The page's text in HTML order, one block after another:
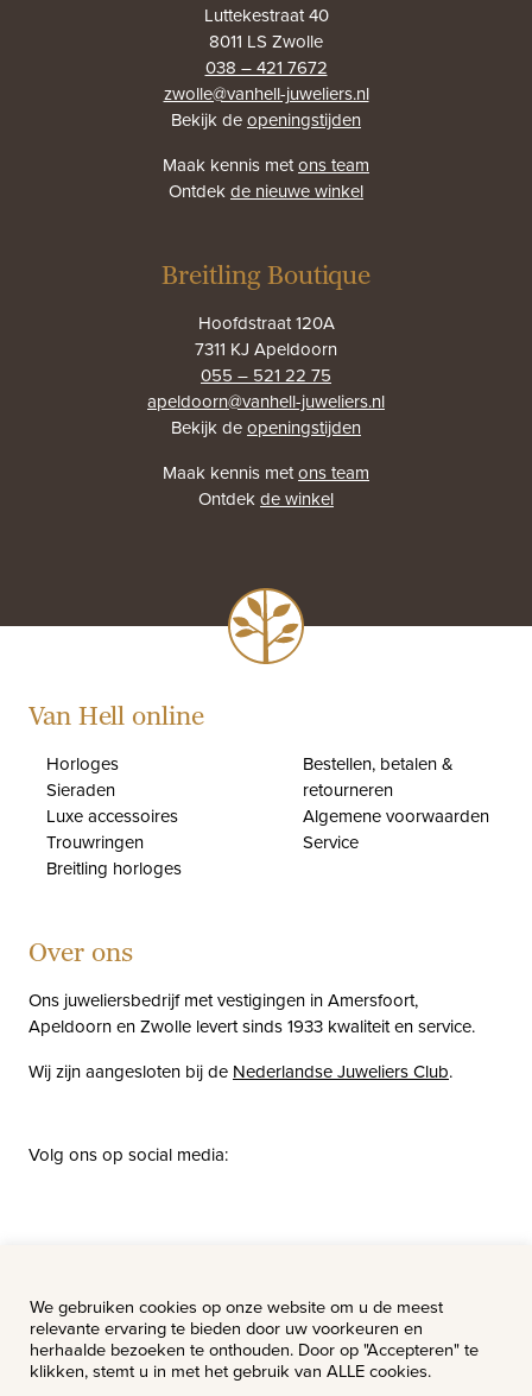
Luttekestraat 40
8011 LS Zwolle
038 – 421 7672
zwolle@vanhell-juweliers.nl
Bekijk deopeningstijden
Maak kennis metons team
Ontdekde nieuwe winkel
Breitling Boutique
Hoofdstraat 120A
7311 KJ Apeldoorn
055 – 521 22 75
apeldoorn@vanhell-juweliers.nl
Bekijk deopeningstijden
Maak kennis metons team
Ontdekde winkel
Van Hell online
Horloges
Sieraden
Luxe accessoires
Trouwringen
Breitling horloges
Bestellen, betalen &
retourneren
Algemene voorwaarden
Service
Over ons
Ons juweliersbedrijf met vestigingen in Amersfoort,
Apeldoorn en Zwolle levert sinds 1933 kwaliteit en service.
Wij zijn aangesloten bij de Nederlandse Juweliers Club.
Volg ons op social media:
Vacatures
We gebruiken cookies op onze website om u de meest
relevante ervaring te bieden door uw voorkeuren en
herhaalde bezoeken te onthouden. Door op "Accepteren" te
klikken, stemt u in met het gebruik van ALLE cookies.